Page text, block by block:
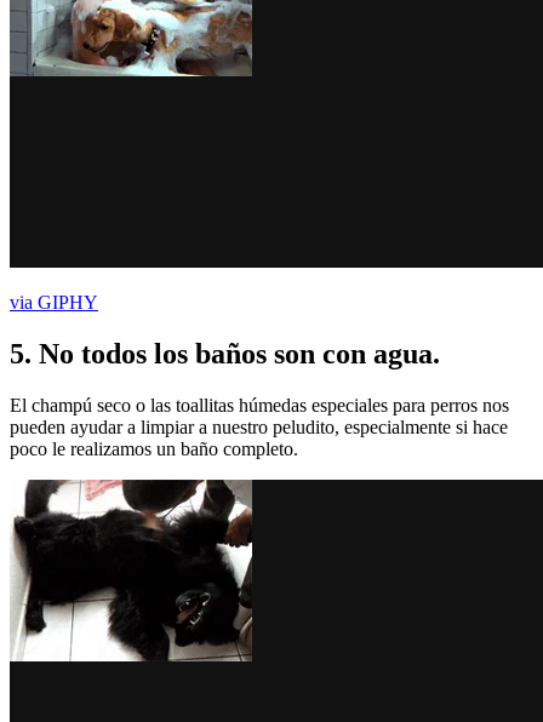
via GIPHY
5. No todos los baños son con agua.
El champú seco o las toallitas húmedas especiales para perros nos
pueden ayudar a limpiar a nuestro peludito, especialmente si hace
poco le realizamos un baño completo.